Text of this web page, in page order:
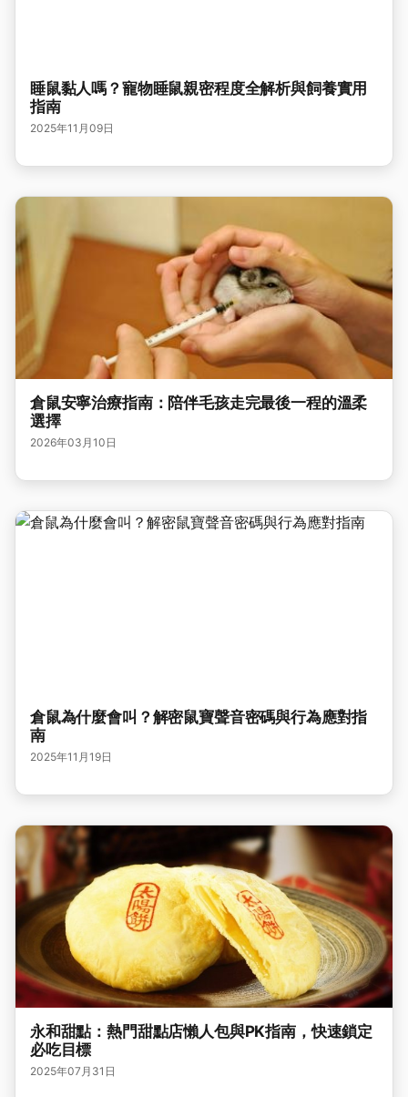
睡鼠黏人嗎？寵物睡鼠親密程度全解析與飼養實用
指南
2025年11月09日
倉鼠安寧治療指南：陪伴毛孩走完最後一程的溫柔
選擇
2026年03月10日
倉鼠為什麼會叫？解密鼠寶聲音密碼與行為應對指
南
2025年11月19日
永和甜點：熱門甜點店懶人包與PK指南，快速鎖定
必吃目標
2025年07月31日